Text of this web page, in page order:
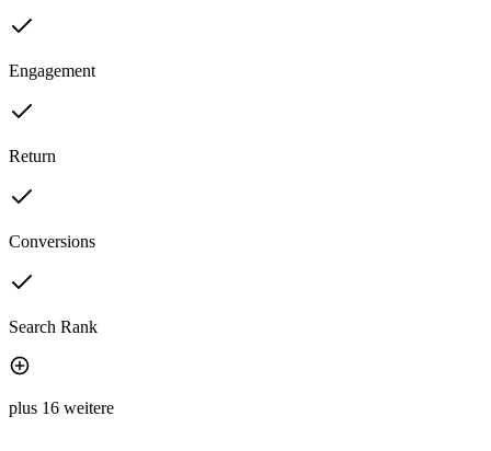
Engagement
Return
Conversions
Search Rank
plus 16 weitere